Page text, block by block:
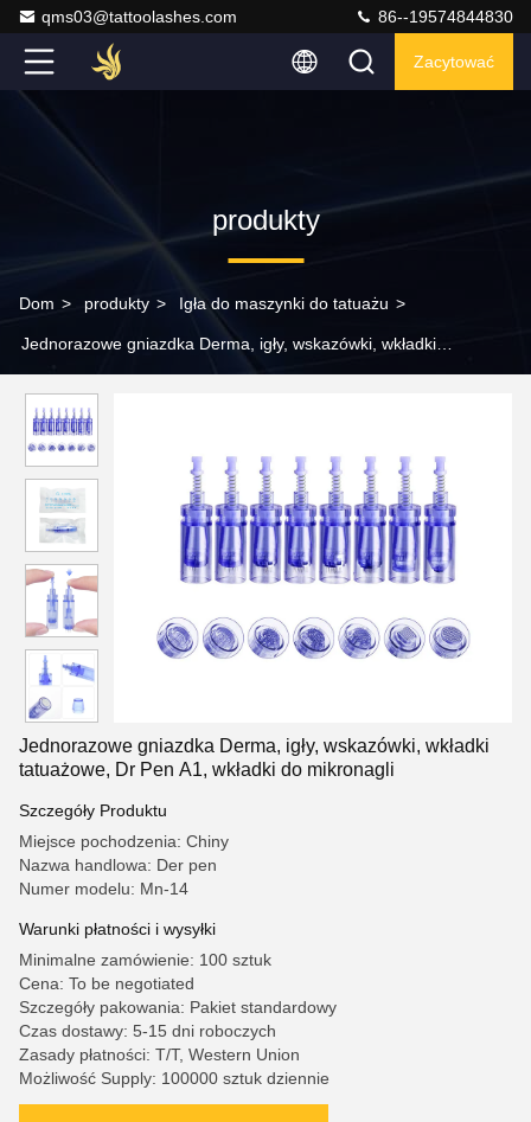
qms03@tattoolashes.com 86--19574844830
Zacytować
produkty
Dom > produkty > Igła do maszynki do tatuażu >
Jednorazowe gniazdka Derma, igły, wskazówki, wkładki
Jednorazowe gniazdka Derma, igły, wskazówki, wkładki
tatuażowe, Dr Pen A1, wkładki do mikronagli
Szczegóły Produktu
Miejsce pochodzenia: Chiny
Nazwa handlowa: Der pen
Numer modelu: Mn-14
Warunki płatności i wysyłki
Minimalne zamówienie: 100 sztuk
Cena: To be negotiated
Szczegóły pakowania: Pakiet standardowy
Czas dostawy: 5-15 dni roboczych
Zasady płatności: T/T, Western Union
Możliwość Supply: 100000 sztuk dziennie